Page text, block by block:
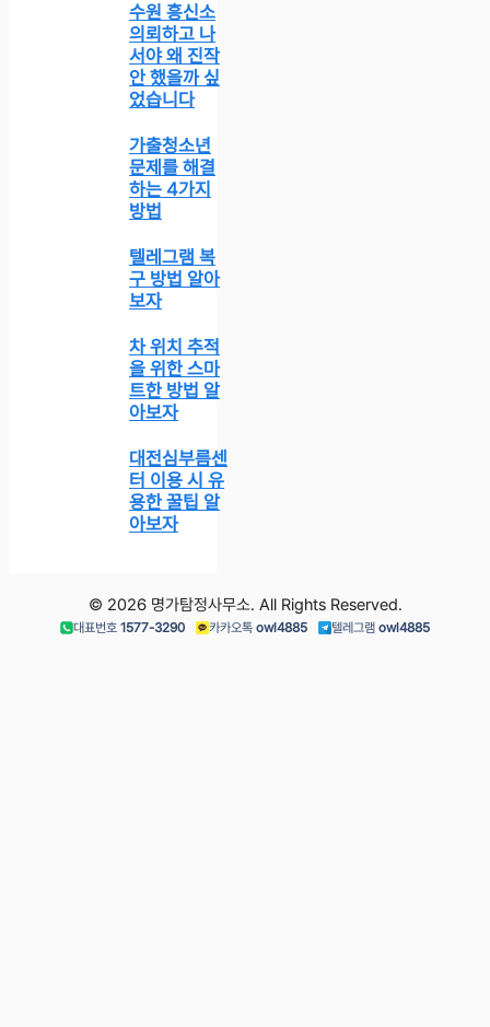
수원 흥신소
의뢰하고 나
서야 왜 진작
안 했을까 싶
었습니다
가출청소년
문제를 해결
하는 4가지
방법
텔레그램 복
구 방법 알아
보자
차 위치 추적
을 위한 스마
트한 방법 알
아보자
대전심부름센
터 이용 시 유
용한 꿀팁 알
아보자
© 2026 명가탐정사무소. All Rights Reserved.
대표번호 1577-3290 카카오톡 owl4885 텔레그램 owl4885